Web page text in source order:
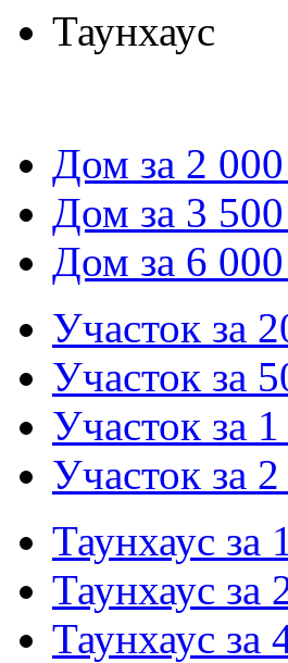
Таунхаус
Дом за 2
Дом за 3
Дом за 6
Участок за
Участок за
Участок за
Участок за
Таунхаус за
Таунхаус за
Таунхаус за